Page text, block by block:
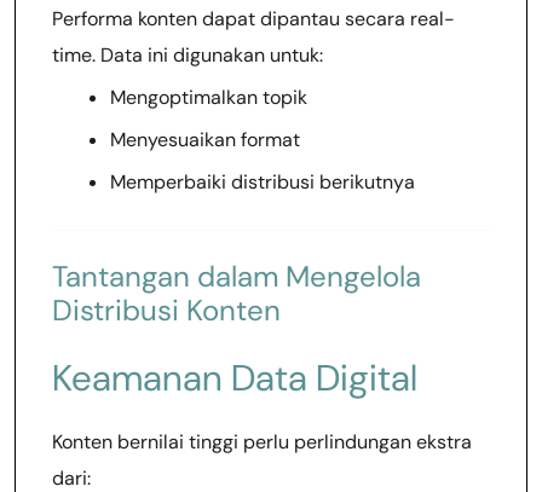
Performa konten dapat dipantau secara real-
time. Data ini digunakan untuk:
Mengoptimalkan topik
Menyesuaikan format
Memperbaiki distribusi berikutnya
Tantangan dalam Mengelola
Distribusi Konten
Keamanan Data Digital
Konten bernilai tinggi perlu perlindungan ekstra
dari: